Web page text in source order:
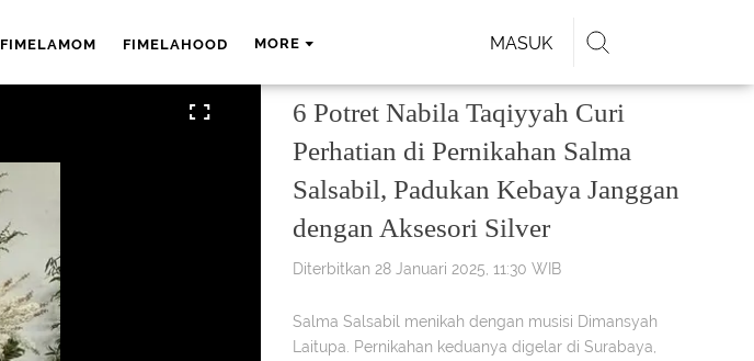
FIMELAMOM FIMELAHOOD MORE MASUK
6 Potret Nabila Taqiyyah Curi
Perhatian di Pernikahan Salma
Salsabil, Padukan Kebaya Janggan
dengan Aksesori Silver
Diterbitkan 28 Januari 2025, 11:30 WIB
Salma Salsabil menikah dengan musisi Dimansyah
Laitupa. Pernikahan keduanya digelar di Surabaya,